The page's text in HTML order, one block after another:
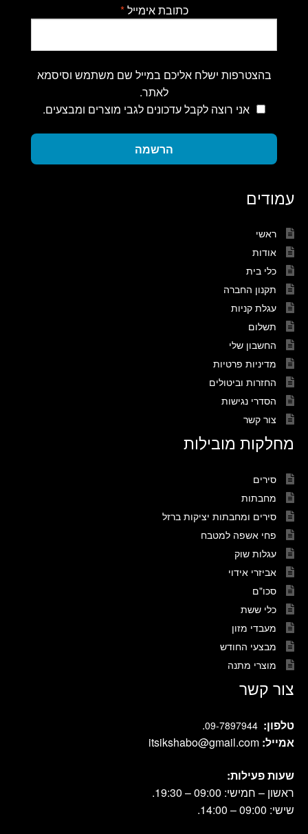
כתובת אימייל*
בהצטרפות ישלח אליכם במייל שם משתמש וסיסמא
לאתר.
אני רוצה לקבל עדכונים לגבי מוצרים ומבצעים.
הרשמה
עמודים
ראשי
אודות
כלי בית
תקנון החברה
עגלת קניות
תשלום
החשבון שלי
מדיניות פרטיות
החזרות וביטולים
הסדרי נגישות
צור קשר
מחלקות מובילות
סירים
מחבתות
סירים ומחבתות יציקות ברזל
פחי אשפה למטבח
עגלות שוק
אביזרי אידוי
סכו"ם
כלי ששת
מעבדי מזון
מבצעי החודש
מוצרי מתנה
צור קשר
טלפון: 09-7897944
.
אמייל: itsikshabo@gmail.com
שעות פעילות:
ראשון – חמישי: 09:00 – 19:30.
שישי: 09:00 – 14:00.